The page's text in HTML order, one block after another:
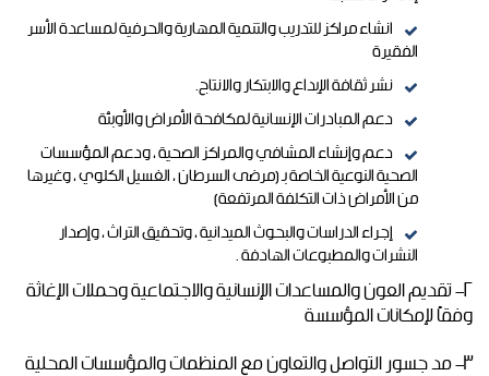
انشاء مراكز للتدريب والتنمية المهارية والحرفية لمساعدة الأسر
الفقيرة
نشر ثقافة الإبداع والابتكار والانتاج.
دعم المبادرات الإنسانية لمكافحة الأمراض والأوبئة
دعم وإنشاء المشافي والمراكز الصحية ، ودعم المؤسسات
الصحية النوعية الخاصة بـ (مرضى السرطان ، الغسيل الكلوي ، وغيرها
من الأمراض ذات التكلفة المرتفعة)
إجراء الدراسات والبحوث الميدانية ، وتحقيق التراث ، وإصدار
النشرات والمطبوعات الهادفة .
تقديم العون والمساعدات الإنسانية والاجتماعية وحملات الإغاثة
وفقاً لإمكانات المؤسسة
3- مد جسور التواصل والتعاون مع المنظمات والمؤسسات المحلية